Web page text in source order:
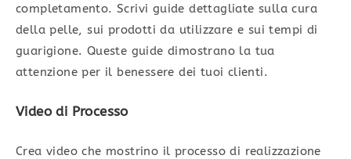
completamento. Scrivi guide dettagliate sulla cura
della pelle, sui prodotti da utilizzare e sui tempi di
guarigione. Queste guide dimostrano la tua
attenzione per il benessere dei tuoi clienti.
Video di Processo
Crea video che mostrino il processo di realizzazione